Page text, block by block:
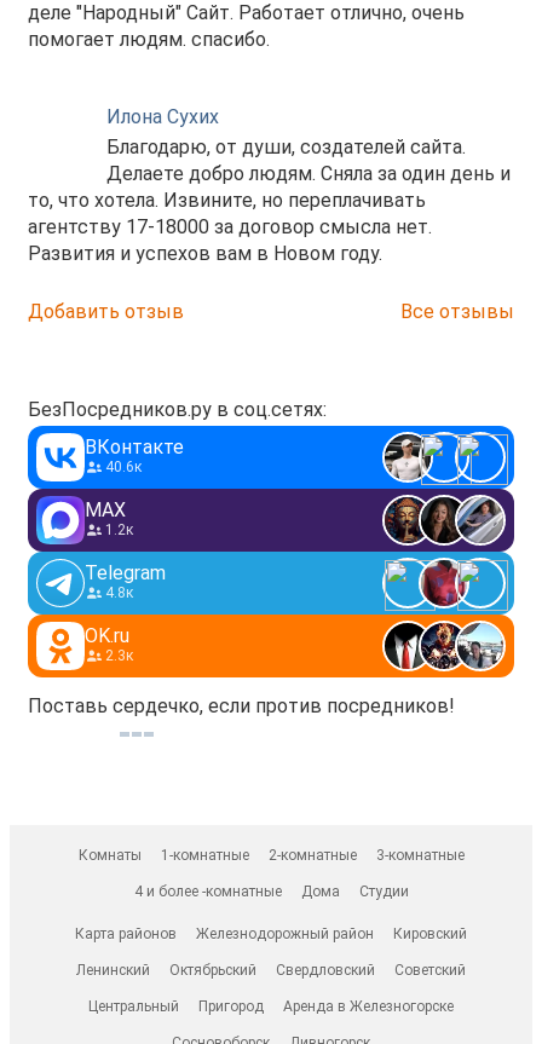
деле "Народный" Сайт. Работает отлично, очень
помогает людям. спасибо.
Илона Сухих
Благодарю, от души, создателей сайта.
Делаете добро людям. Сняла за один день и
то, что хотела. Извините, но переплачивать
агентству 17-18000 за договор смысла нет.
Развития и успехов вам в Новом году.
Добавить отзыв Все отзывы
БезПосредников.ру в соц.сетях:
ВКонтакте
40.6к
MAX
1.2к
Telegram
4.8к
OK.ru
2.3к
Поставь сердечко, если против посредников!
Комнаты 1-комнатные 2-комнатные 3-комнатные
4 и более -комнатные Дома Студии
Карта районов Железнодорожный район Кировский
Ленинский Октябрьский Свердловский Советский
Центральный Пригород Аренда в Железногорске